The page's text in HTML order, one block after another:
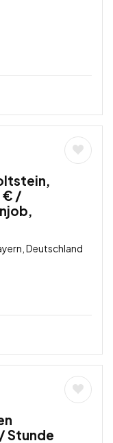
€ /
Deutschland
Stunde